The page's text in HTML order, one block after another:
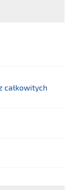
całkowitych